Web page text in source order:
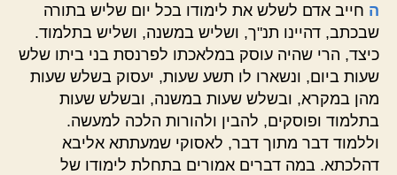
ה חייב אדם לשלש את לימודו בכל יום שליש בתורה
שבכתב, דהיינו תנ"ך, ושליש במשנה, ושליש בתלמוד.
כיצד, הרי שהיה עוסק במלאכתו לפרנסת בני ביתו שלש
שעות ביום, ונשארו לו תשע שעות, יעסוק בשלש שעות
מהן במקרא, ובשלש שעות במשנה, ובשלש שעות
בתלמוד ופוסקים, להבין ולהורות הלכה למעשה.
וללמוד דבר מתוך דבר, לאסוקי שמעתתא אליבא
דהלכתא. במה דברים אמורים בתחלת לימודו של